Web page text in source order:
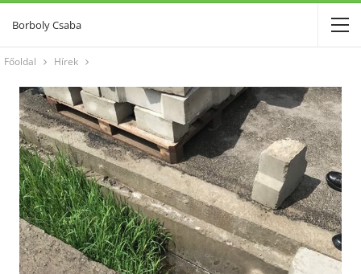
Borboly Csaba
Főoldal Hírek